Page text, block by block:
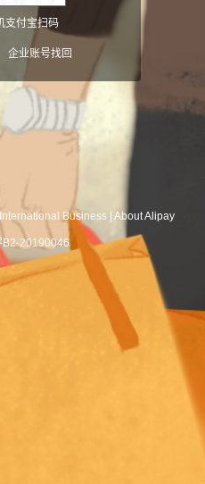
支付宝扫码
企业账号找回
International Business About Alipay
B2-20190046